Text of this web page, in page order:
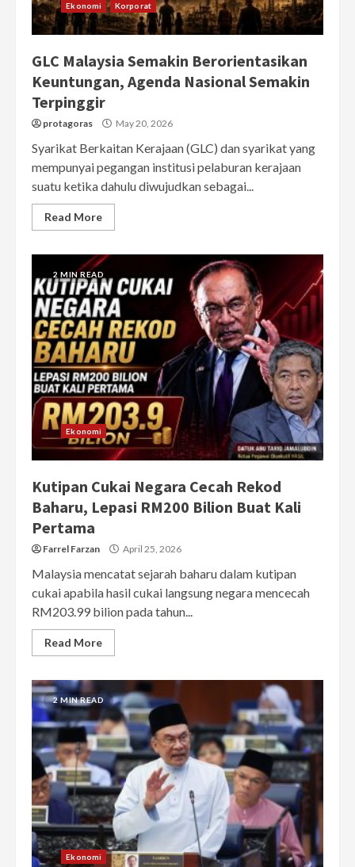
Ekonomi Korporat
GLC Malaysia Semakin Berorientasikan
Keuntungan, Agenda Nasional Semakin
Terpinggir
protagoras May 20, 2026
Syarikat Berkaitan Kerajaan (GLC) dan syarikat yang
mempunyai pegangan institusi pelaburan kerajaan
suatu ketika dahulu diwujudkan sebagai...
Read More
2 MIN READ
Ekonomi
Kutipan Cukai Negara Cecah Rekod
Baharu, Lepasi RM200 Bilion Buat Kali
Pertama
Farrel Farzan April 25, 2026
Malaysia mencatat sejarah baharu dalam kutipan
cukai apabila hasil cukai langsung negara mencecah
RM203.99 bilion pada tahun...
Read More
2 MIN READ
Ekonomi